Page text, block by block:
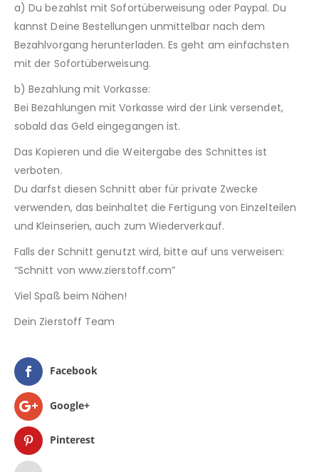
a) Du bezahlst mit Sofortüberweisung oder Paypal. Du
kannst Deine Bestellungen unmittelbar nach dem
Bezahlvorgang herunterladen. Es geht am einfachsten
mit der Sofortüberweisung.
b) Bezahlung mit Vorkasse:
Bei Bezahlungen mit Vorkasse wird der Link versendet,
sobald das Geld eingegangen ist.
Das Kopieren und die Weitergabe des Schnittes ist
verboten.
Du darfst diesen Schnitt aber für private Zwecke
verwenden, das beinhaltet die Fertigung von Einzelteilen
und Kleinserien, auch zum Wiederverkauf.
Falls der Schnitt genutzt wird, bitte auf uns verweisen:
“Schnitt von www.zierstoff.com”
Viel Spaß beim Nähen!
Dein Zierstoff Team
Facebook
Google+
Pinterest